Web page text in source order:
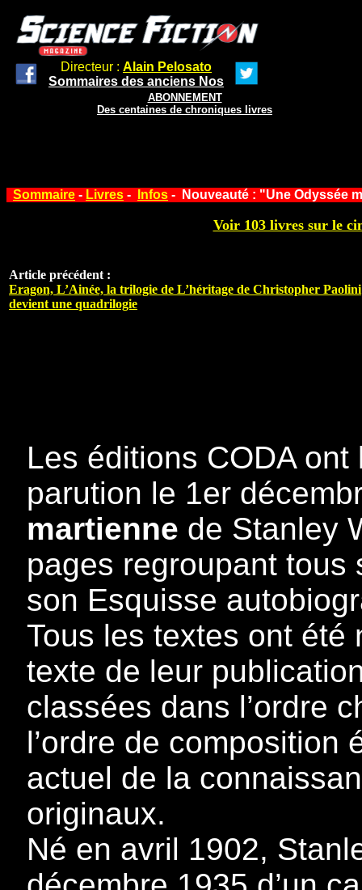
Directeur : Alain Pelosato
Sommaires des anciens Nos
ABONNEMENT
Des centaines de chroniques livres
Sommaire - Livres - Infos - Nouveauté : "Une Odyssée
Voir 103 livres sur le
Article précédent :
Eragon, L’Ainée, la trilogie de L’héritage de Christopher Paolini
devient une quadrilogie
Les éditions CODA
parution le 1er
martienne de Stanley
pages regroupant tous
son Esquisse
Tous les textes ont été
texte de leur
classées dans l’ordre
l’ordre de composition
actuel de la
originaux.
Né en avril 1902,